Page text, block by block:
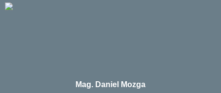
Mag. Daniel Mozga